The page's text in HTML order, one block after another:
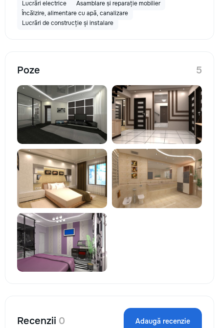
Lucrări electrice
Asamblare și reparație mobilier
Încălzire, alimentare cu apă, canalizare
Lucrări de construcție și instalare
Poze 5
Recenzii 0 Adaugă recenzie